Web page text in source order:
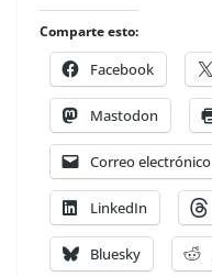
Comparte esto:
Facebook
Mastodon
Correo electrónico
LinkedIn
Bluesky